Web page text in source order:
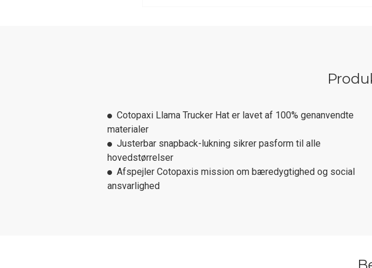
Cotopaxi Llama Trucker Hat er lavet af 100% genanvendte
materialer
Justerbar snapback-lukning sikrer pasform til alle
hovedstørrelser
Afspejler Cotopaxis mission om bæredygtighed og social
ansvarlighed